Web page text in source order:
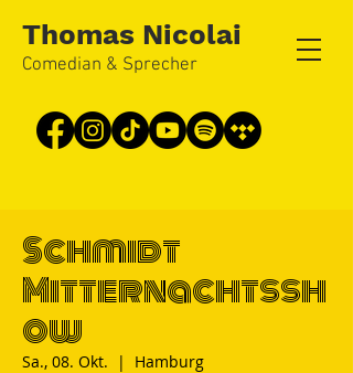
Thomas Nicolai
Comedian & Sprecher
Schmidt
Mitternachtssh
ow
Sa., 08. Okt.
  |
Hamburg